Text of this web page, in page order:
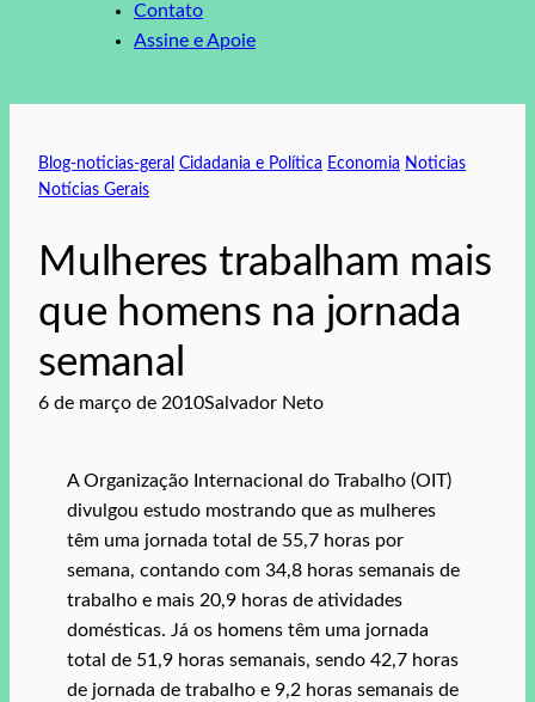
Contato
Assine e Apoie
Blog-noticias-geral Cidadania e Política Economia Noticias
Notícias Gerais
Mulheres trabalham mais
que homens na jornada
semanal
6 de março de 2010Salvador Neto
A Organização Internacional do Trabalho (OIT)
divulgou estudo mostrando que as mulheres
têm uma jornada total de 55,7 horas por
semana, contando com 34,8 horas semanais de
trabalho e mais 20,9 horas de atividades
domésticas. Já os homens têm uma jornada
total de 51,9 horas semanais, sendo 42,7 horas
de jornada de trabalho e 9,2 horas semanais de